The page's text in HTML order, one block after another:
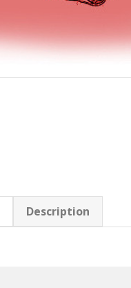
Description